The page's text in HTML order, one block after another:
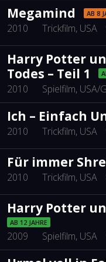
Megamind AB 8
2010 Trickfilm, USA
Harry Potter
Todes – Teil 1
2010 Spielfilm, USA/
Ich – Einfach
2010 Trickfilm, USA
Für immer
2010 Trickfilm, USA
Harry Potter
AB 12 JAHRE
2009 Spielfilm, USA